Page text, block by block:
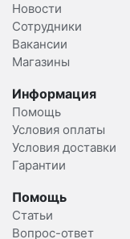
Новости
Сотрудники
Вакансии
Магазины
Информация
Помощь
Условия оплаты
Условия доставки
Гарантии
Помощь
Статьи
Вопрос-ответ